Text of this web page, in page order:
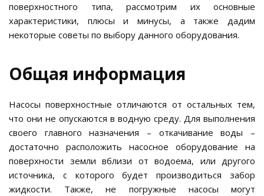
поверхностного типа, рассмотрим их основные
характеристики, плюсы и минусы, а также дадим
некоторые советы по выбору данного оборудования.
Общая информация
Насосы поверхностные отличаются от остальных тем,
что они не опускаются в водную среду. Для выполнения
своего главного назначения – откачивание воды –
достаточно расположить насосное оборудование на
поверхности земли вблизи от водоема, или другого
источника, с которого будет производиться забор
жидкости. Также, не погружные насосы могут